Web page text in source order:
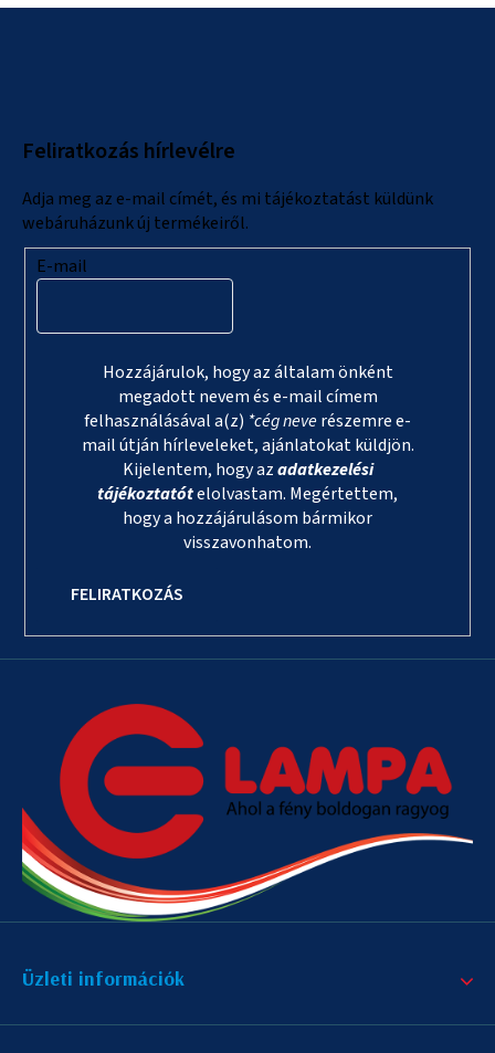
Feliratkozás hírlevélre
Adja meg az e-mail címét, és mi tájékoztatást küldünk
webáruházunk új termékeiről.
E-mail
Hozzájárulok, hogy az általam önként
megadott nevem és e-mail címem
felhasználásával a(z) *cég neverészemre e-
mail útján hírleveleket, ajánlatokat küldjön.
Kijelentem, hogy azadatkezelési
tájékoztatótelolvastam. Megértettem,
hogy a hozzájárulásom bármikor
visszavonhatom.
FELIRATKOZÁS
Üzleti információk